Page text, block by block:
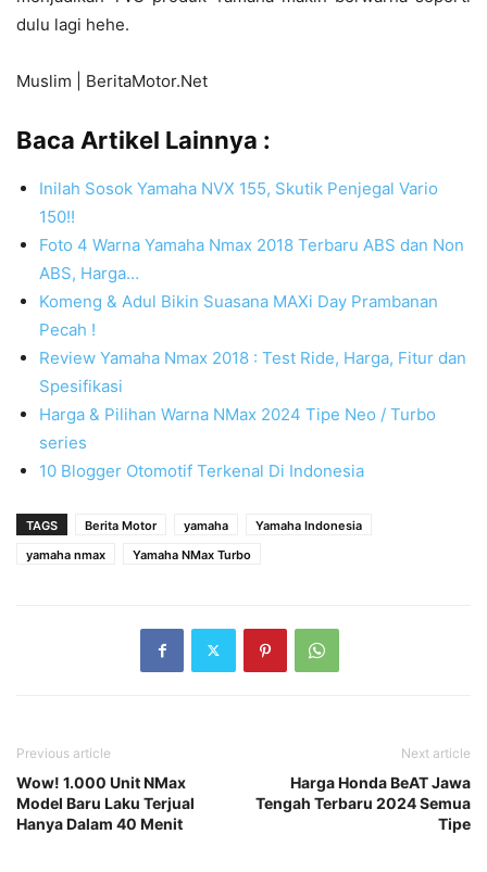
dulu lagi hehe.
Muslim | BeritaMotor.Net
Baca Artikel Lainnya :
Inilah Sosok Yamaha NVX 155, Skutik Penjegal Vario
150!!
Foto 4 Warna Yamaha Nmax 2018 Terbaru ABS dan Non
ABS, Harga…
Komeng & Adul Bikin Suasana MAXi Day Prambanan
Pecah !
Review Yamaha Nmax 2018 : Test Ride, Harga, Fitur dan
Spesifikasi
Harga & Pilihan Warna NMax 2024 Tipe Neo / Turbo
series
10 Blogger Otomotif Terkenal Di Indonesia
TAGS Berita Motor yamaha
Yamaha Indonesia
yamaha nmax
Yamaha NMax Turbo
Previous article
Wow! 1.000 Unit NMax
Model Baru Laku Terjual
Hanya Dalam 40 Menit
Next article
Harga Honda BeAT Jawa
Tengah Terbaru 2024 Semua
Tipe